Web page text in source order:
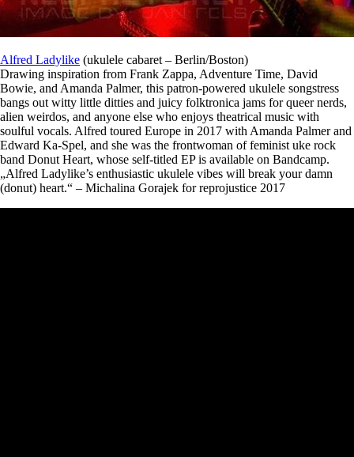
Alfred Ladylike (ukulele cabaret – Berlin/Boston)
Drawing inspiration from Frank Zappa, Adventure Time, David
Bowie, and Amanda Palmer, this patron-powered ukulele songstress
bangs out witty little ditties and juicy folktronica jams for queer nerds,
alien weirdos, and anyone else who enjoys theatrical music with
soulful vocals. Alfred toured Europe in 2017 with Amanda Palmer and
Edward Ka-Spel, and she was the frontwoman of feminist uke rock
band Donut Heart, whose self-titled EP is available on Bandcamp.
„Alfred Ladylike’s enthusiastic ukulele vibes will break your damn
(donut) heart.“ – Michalina Gorajek for reprojustice 2017